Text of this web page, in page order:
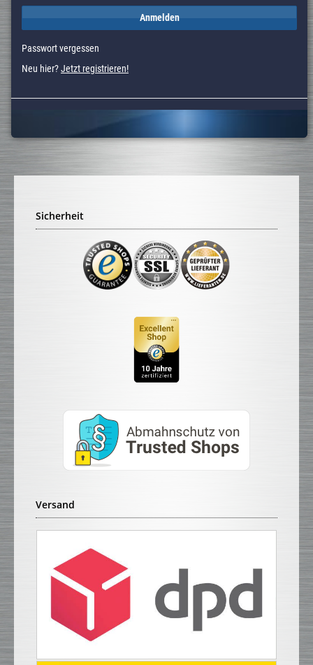
Anmelden
Passwort vergessen
Neu hier?Jetzt registrieren!
Sicherheit
Versand